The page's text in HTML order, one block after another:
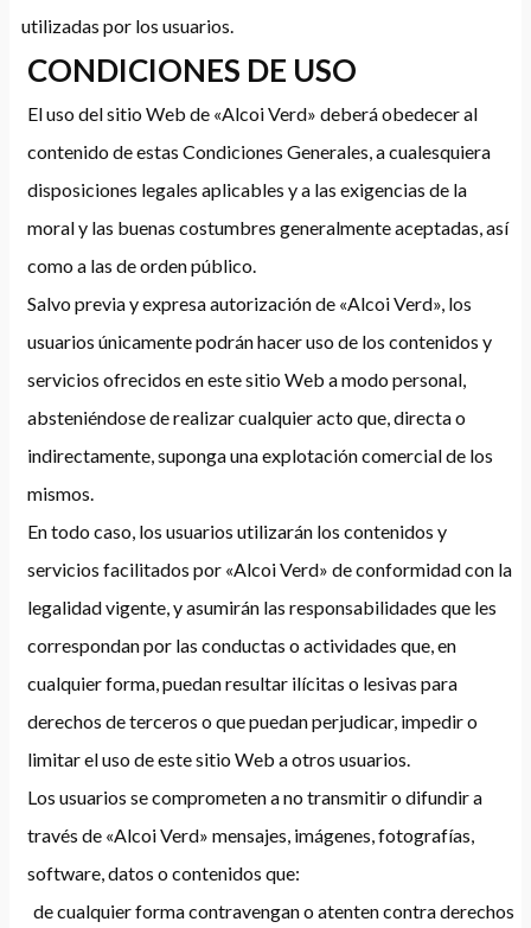
utilizadas por los usuarios.
CONDICIONES DE USO
El uso del sitio Web de «Alcoi Verd» deberá obedecer al
contenido de estas Condiciones Generales, a cualesquiera
disposiciones legales aplicables y a las exigencias de la
moral y las buenas costumbres generalmente aceptadas, así
como a las de orden público.
Salvo previa y expresa autorización de «Alcoi Verd», los
usuarios únicamente podrán hacer uso de los contenidos y
servicios ofrecidos en este sitio Web a modo personal,
absteniéndose de realizar cualquier acto que, directa o
indirectamente, suponga una explotación comercial de los
mismos.
En todo caso, los usuarios utilizarán los contenidos y
servicios facilitados por «Alcoi Verd» de conformidad con la
legalidad vigente, y asumirán las responsabilidades que les
correspondan por las conductas o actividades que, en
cualquier forma, puedan resultar ilícitas o lesivas para
derechos de terceros o que puedan perjudicar, impedir o
limitar el uso de este sitio Web a otros usuarios.
Los usuarios se comprometen a no transmitir o difundir a
través de «Alcoi Verd» mensajes, imágenes, fotografías,
software, datos o contenidos que:
de cualquier forma contravengan o atenten contra derechos